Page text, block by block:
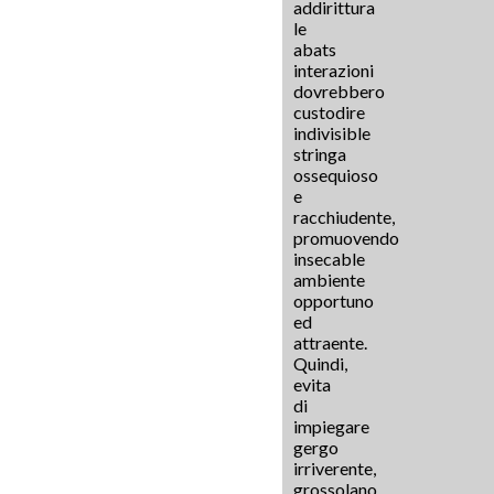
addirittura
le
abats
interazioni
dovrebbero
custodire
indivisible
stringa
ossequioso
e
racchiudente,
promuovendo
insecable
ambiente
opportuno
ed
attraente.
Quindi,
evita
di
impiegare
gergo
irriverente,
grossolano